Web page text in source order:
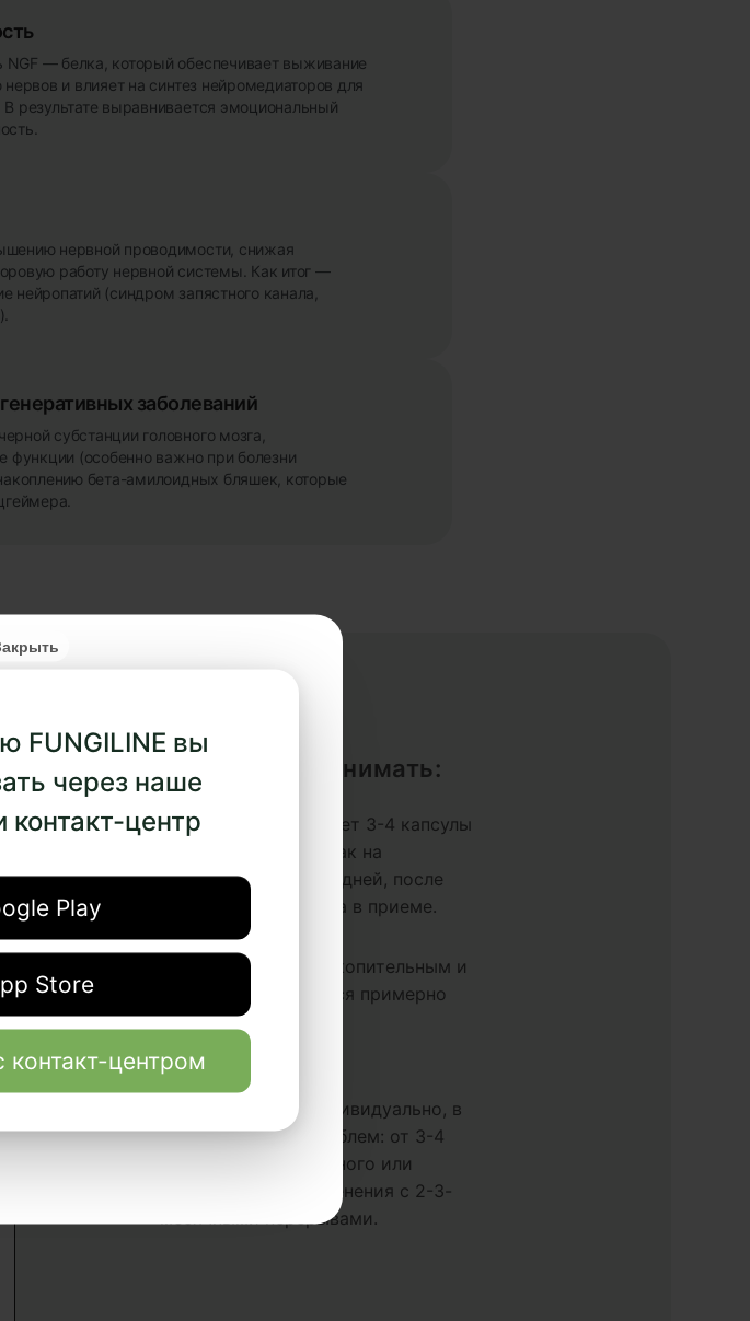
FUNGILINE вы
через наше
центр
Play
Store
контакт-центром
— белка, который обеспечивает выживание
и влияет на синтез нейромедиаторов для
результате выравнивается эмоциональный
нервной проводимости, снижая
работу нервной системы. Как итог —
нейропатий (синдром запястного канала,
заболеваний
субстанции головного мозга,
функции (особенно важно при болезни
бета-амилоидных бляшек, которые
Как принимать:
Дозировка составляет 3-4 капсулы
в день с утра натощак на
протяжении 2 или 3 дней, после
чего 1 день перерыва в приеме.
Эффект является накопительным и
начинает проявляться примерно
через 2 недели.
Длительность курса
рассчитывается индивидуально, в
зависимости от проблем: от 3-4
месяцев до длительного или
пожизненного применения с 2-3-
месячными перерывами.